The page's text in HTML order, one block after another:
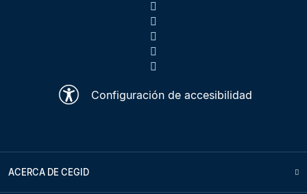
Configuración de accesibilidad
ACERCA DE CEGID